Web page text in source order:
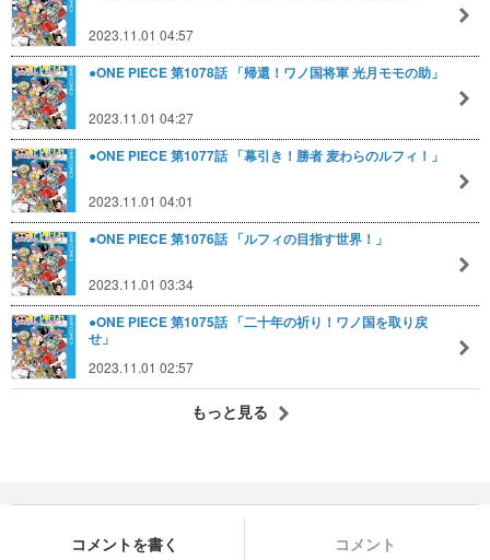
2023.11.01 04:57
●ONE PIECE 第1078話 「帰還！ワノ国将軍 光月モモの助」
2023.11.01 04:27
●ONE PIECE 第1077話 「幕引き！勝者 麦わらのルフィ！」
2023.11.01 04:01
●ONE PIECE 第1076話 「ルフィの目指す世界！」
2023.11.01 03:34
●ONE PIECE 第1075話 「二十年の祈り！ワノ国を取り戻
せ」
2023.11.01 02:57
もっと見る
コメントを書く コメント